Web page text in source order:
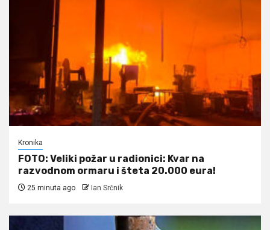
Kronika
FOTO: Veliki požar u radionici: Kvar na
razvodnom ormaru i šteta 20.000 eura!
25 minuta ago Ian Srčnik